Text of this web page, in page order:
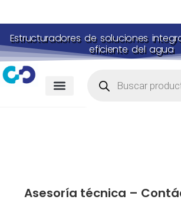
Estructuradores de soluciones
eficiente del agua
Asesoría técnica –